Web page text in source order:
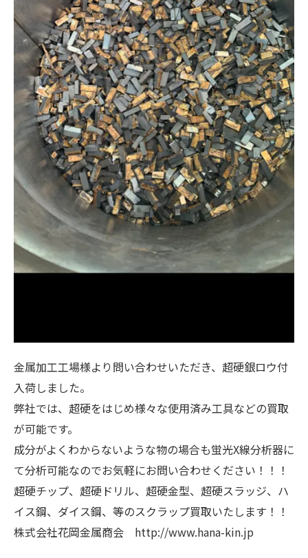
金属加工工場様より問い合わせいただき、超硬銀ロウ付
入荷しました。
弊社では、超硬をはじめ様々な使用済み工具などの買取
が可能です。
成分がよくわからないような物の場合も蛍光X線分析器に
て分析可能なのでお気軽にお問い合わせください！！！
超硬チップ、超硬ドリル、超硬金型、超硬スラッジ、ハ
イス鋼、ダイス鋼、等のスクラップ買取いたします！！
株式会社花岡金属商会 http://www.hana-kin.jp